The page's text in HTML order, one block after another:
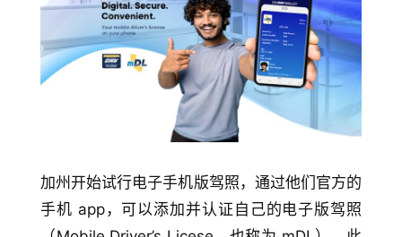
加州开始试行电子手机版驾照，通过他们官方的
手机 app，可以添加并认证自己的电子版驾照